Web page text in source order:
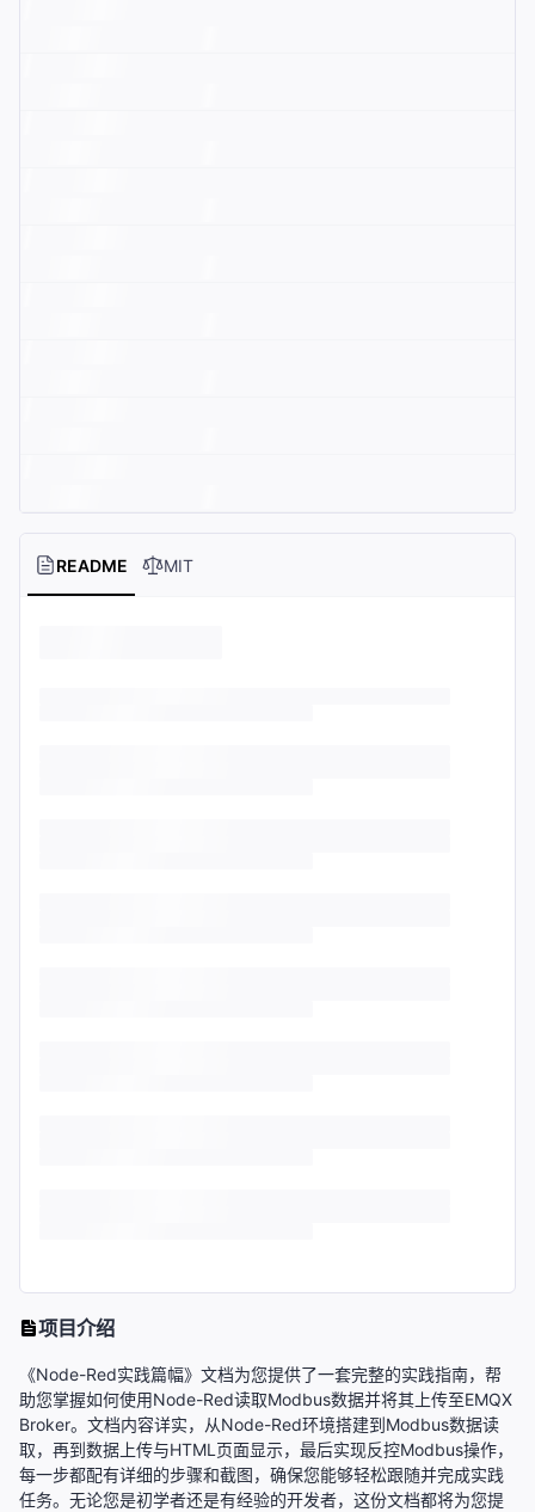
README MIT
项目介绍
《Node-Red实践篇幅》文档为您提供了一套完整的实践指南，帮
助您掌握如何使用Node-Red读取Modbus数据并将其上传至EMQX
Broker。文档内容详实，从Node-Red环境搭建到Modbus数据读
取，再到数据上传与HTML页面显示，最后实现反控Modbus操作，
每一步都配有详细的步骤和截图，确保您能够轻松跟随并完成实践
任务。无论您是初学者还是有经验的开发者，这份文档都将为您提